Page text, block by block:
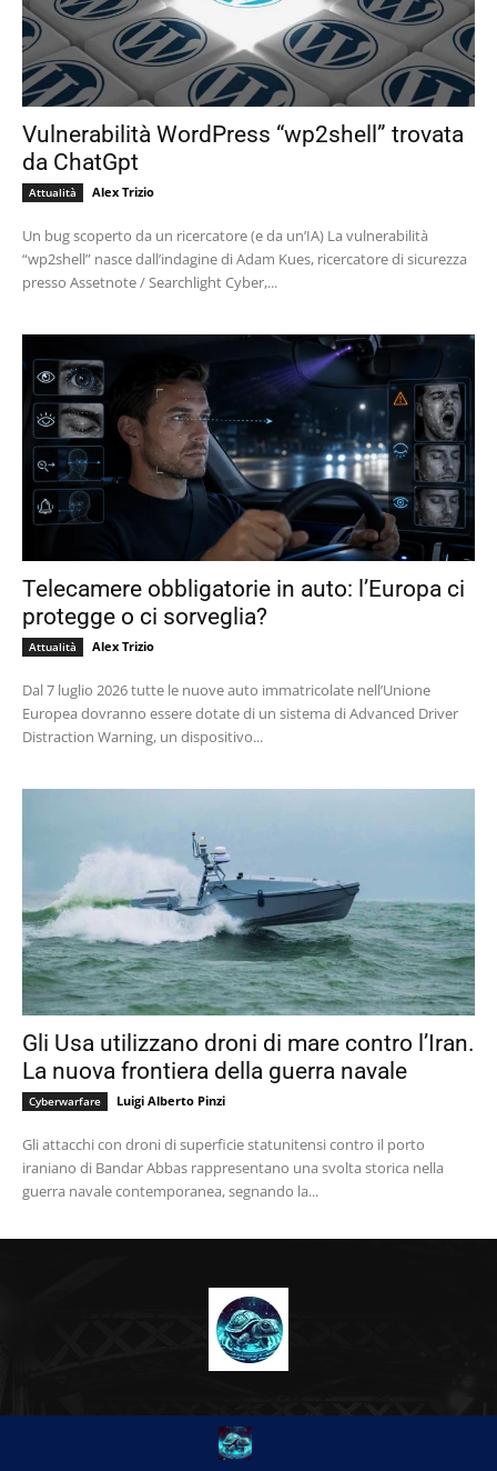
Vulnerabilità WordPress “wp2shell” trovata
da ChatGpt
Attualità Alex Trizio
Un bug scoperto da un ricercatore (e da un’IA) La vulnerabilità
“wp2shell” nasce dall’indagine di Adam Kues, ricercatore di sicurezza
presso Assetnote / Searchlight Cyber,...
Telecamere obbligatorie in auto: l’Europa ci
protegge o ci sorveglia?
Attualità Alex Trizio
Dal 7 luglio 2026 tutte le nuove auto immatricolate nell’Unione
Europea dovranno essere dotate di un sistema di Advanced Driver
Distraction Warning, un dispositivo...
Gli Usa utilizzano droni di mare contro l’Iran.
La nuova frontiera della guerra navale
Cyberwarfare Luigi Alberto Pinzi
Gli attacchi con droni di superficie statunitensi contro il porto
iraniano di Bandar Abbas rappresentano una svolta storica nella
guerra navale contemporanea, segnando la...
CHI SIAMO